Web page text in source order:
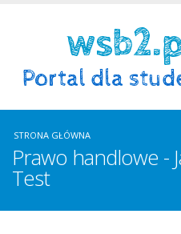
STRONA GŁÓWNA
Prawo handlowe -
Test